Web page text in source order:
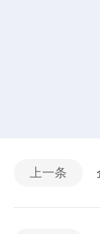
上一条